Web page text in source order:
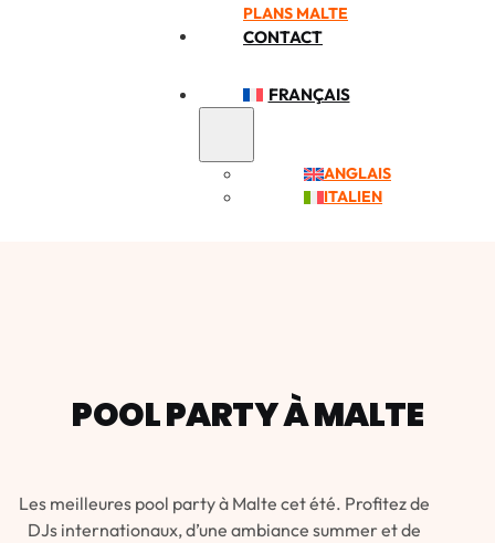
PLANS MALTE
CONTACT
FRANÇAIS
ANGLAIS
ITALIEN
POOL PARTY À MALTE
Les meilleures pool party à Malte cet été. Profitez de
DJs internationaux, d’une ambiance summer et de